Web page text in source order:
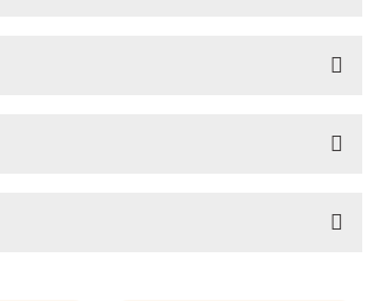
henüz soru sorulmamış.